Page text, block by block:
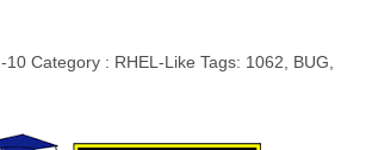
10 Category : RHEL-Like Tags: 1062 BUG